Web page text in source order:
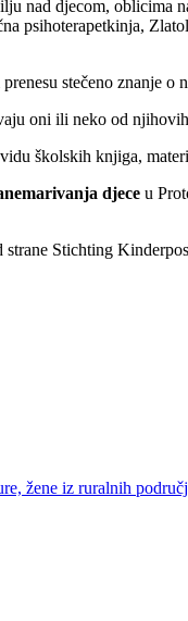
nad djecom, oblicima
psihoterapetkinja,
stečeno znanje o
oni ili neko od
školskih knjiga,
djece u
Stichting
žene iz ruralnih